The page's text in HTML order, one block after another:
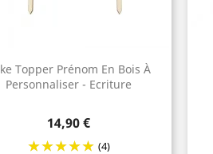
Topper Prénom En Bois À
Personnaliser - Ecriture
Prix
14,90 €
(4)